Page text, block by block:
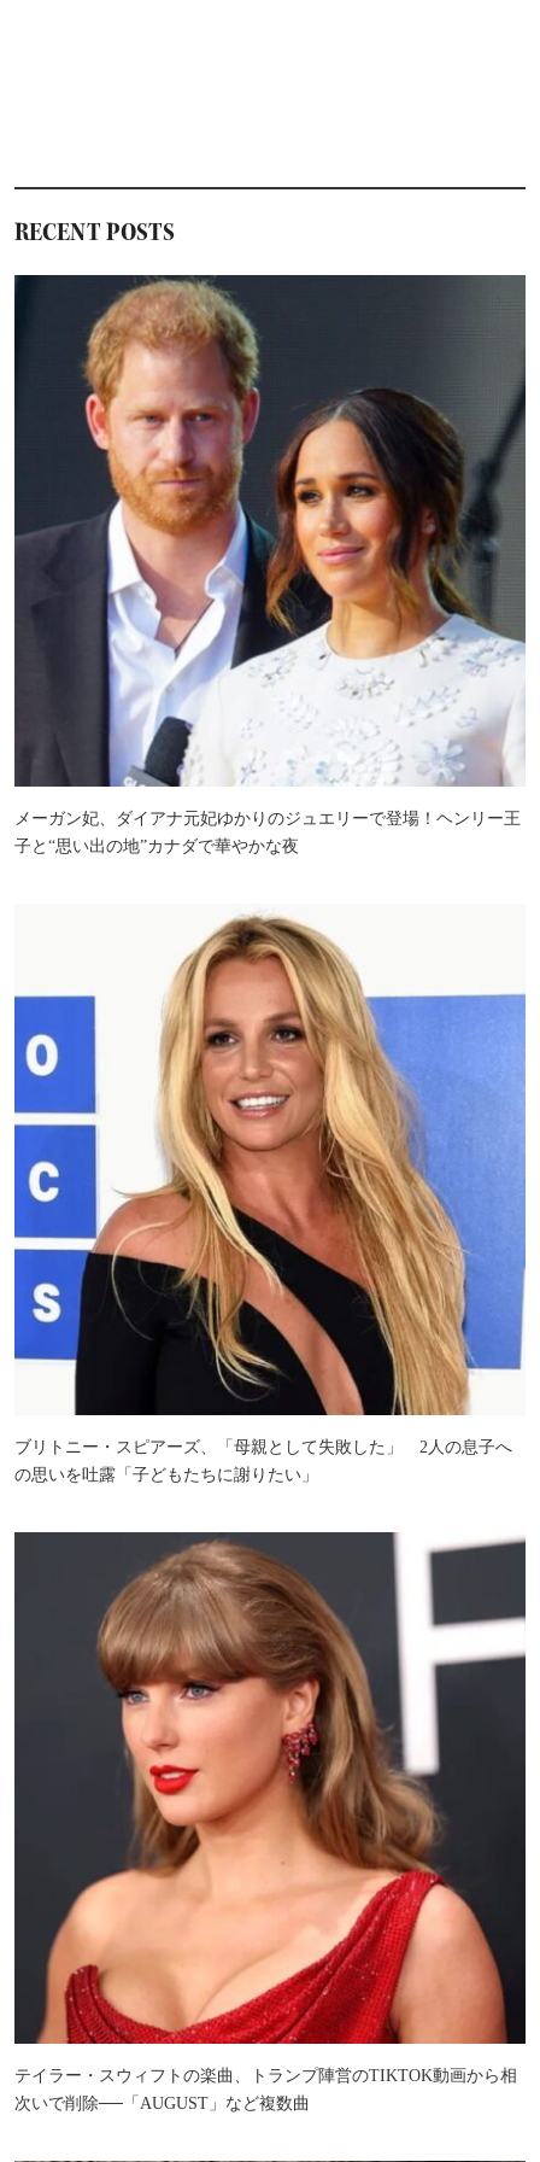
RECENT POSTS
メーガン妃、ダイアナ元妃ゆかりのジュエリーで登場！ヘンリー王
子と“思い出の地”カナダで華やかな夜
ブリトニー・スピアーズ、「母親として失敗した」 2人の息子へ
の思いを吐露「子どもたちに謝りたい」
テイラー・スウィフトの楽曲、トランプ陣営のTIKTOK動画から相
次いで削除──「AUGUST」など複数曲